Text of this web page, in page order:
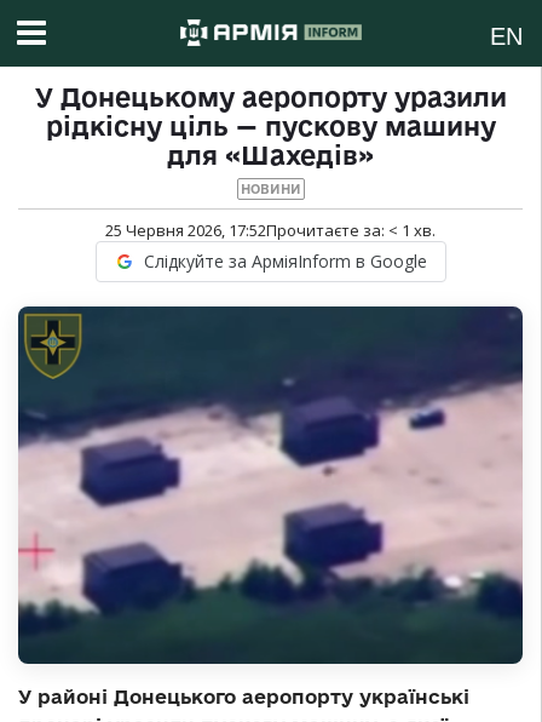
EN
У Донецькому аеропорту уразили
рідкісну ціль — пускову машину
для «Шахедів»
НОВИНИ
25 Червня 2026, 17:52Прочитаєте за: < 1 хв.
Слідкуйте за АрміяInform в Google
У районі Донецького аеропорту українські